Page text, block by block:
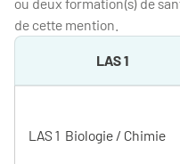
de cette mention.
LAS 1
LAS 1 Biologie / Chimie